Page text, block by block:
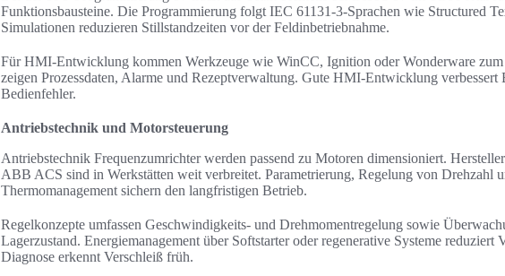
Funktionsbausteine. Die Programmierung folgt IEC 61131-3-Sprachen wie Structured
Simulationen reduzieren Stillstandzeiten vor der Feldinbetriebnahme.
Für HMI-Entwicklung kommen Werkzeuge wie WinCC, Ignition oder Wonderware zum
zeigen Prozessdaten, Alarme und Rezeptverwaltung. Gute HMI-Entwicklung verbessert
Bedienfehler.
Antriebstechnik und Motorsteuerung
Antriebstechnik Frequenzumrichter werden passend zu Motoren dimensioniert.
ABB ACS sind in Werkstätten weit verbreitet. Parametrierung, Regelung von Drehzahl
Thermomanagement sichern den langfristigen Betrieb.
Regelkonzepte umfassen Geschwindigkeits- und Drehmomentregelung sowie
Lagerzustand. Energiemanagement über Softstarter oder regenerative Systeme reduziert
Diagnose erkennt Verschleiß früh.